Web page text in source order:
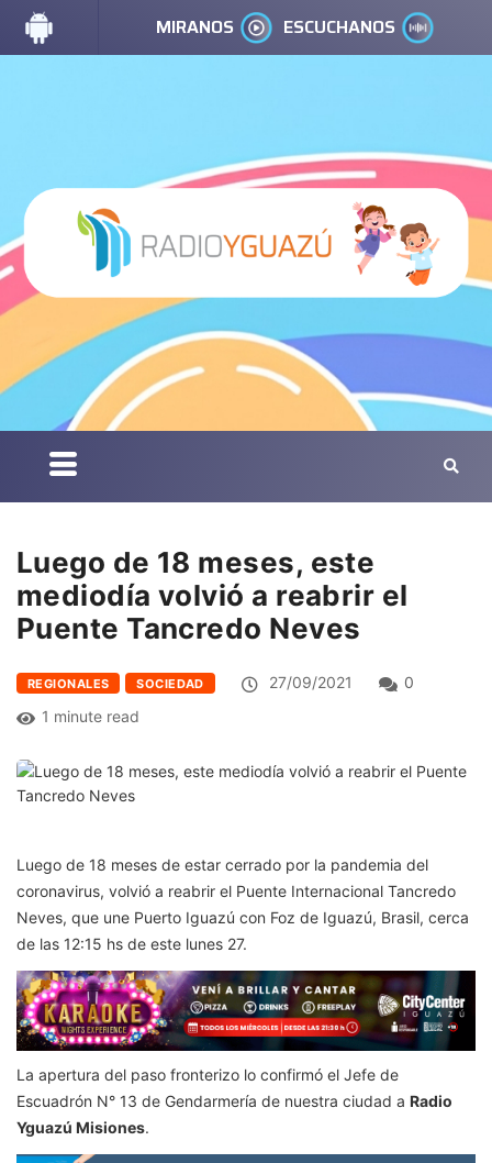
MIRANOS ESCUCHANOS
Luego de 18 meses, este
mediodía volvió a reabrir el
Puente Tancredo Neves
REGIONALES SOCIEDAD 27/09/2021
0
1 minute read
Luego de 18 meses de estar cerrado por la pandemia del
coronavirus, volvió a reabrir el Puente Internacional Tancredo
Neves, que une Puerto Iguazú con Foz de Iguazú, Brasil, cerca
de las 12:15 hs de este lunes 27.
La apertura del paso fronterizo lo confirmó el Jefe de
Escuadrón N° 13 de Gendarmería de nuestra ciudad a Radio
Yguazú Misiones.